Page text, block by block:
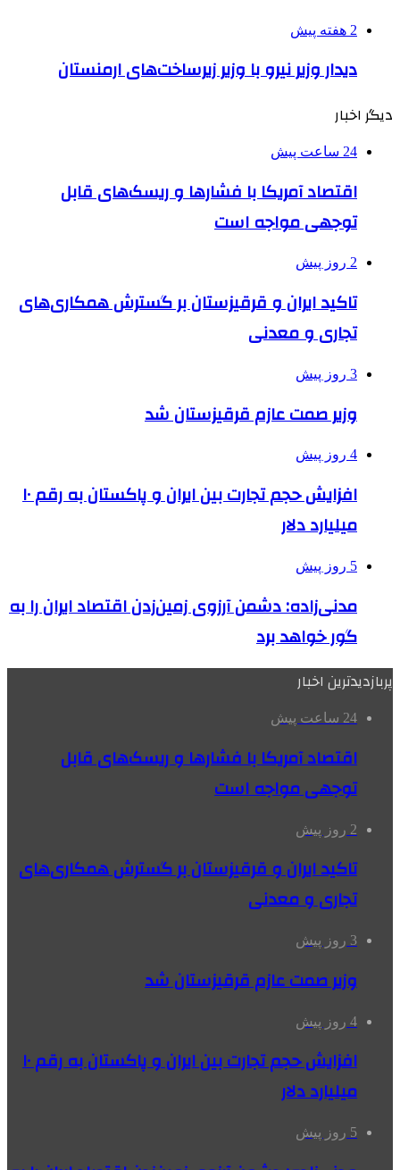
2 هفته پیش
دیدار وزیر نیرو با وزیر زیرساخت‌های ارمنستان
دیگر اخبار
24 ساعت پیش
اقتصاد آمریکا با فشارها و ریسک‌های قابل
توجهی مواجه است
2 روز پیش
تاکید ایران و قرقیزستان بر گسترش همکاری‌های
تجاری و معدنی
3 روز پیش
وزیر صمت عازم قرقیزستان شد
4 روز پیش
افزایش حجم تجارت بین ایران و پاکستان به رقم ۱۰
میلیارد دلار
5 روز پیش
مدنی‌زاده: دشمن آرزوی زمین‌زدن اقتصاد ایران را به
گور خواهد برد
پربازدیدترین اخبار
24 ساعت پیش
اقتصاد آمریکا با فشارها و ریسک‌های قابل
توجهی مواجه است
2 روز پیش
تاکید ایران و قرقیزستان بر گسترش همکاری‌های
تجاری و معدنی
3 روز پیش
وزیر صمت عازم قرقیزستان شد
4 روز پیش
افزایش حجم تجارت بین ایران و پاکستان به رقم ۱۰
میلیارد دلار
5 روز پیش